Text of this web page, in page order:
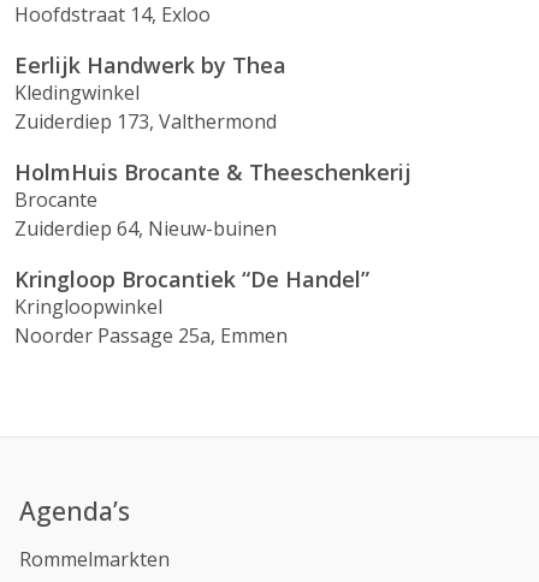
Hoofdstraat 14, Exloo
Eerlijk Handwerk by Thea
Kledingwinkel
Zuiderdiep 173, Valthermond
HolmHuis Brocante & Theeschenkerij
Brocante
Zuiderdiep 64, Nieuw-buinen
Kringloop Brocantiek “De Handel”
Kringloopwinkel
Noorder Passage 25a, Emmen
Agenda’s
Rommelmarkten